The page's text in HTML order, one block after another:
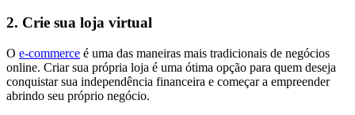
2. Crie sua loja virtual
O e-commerce é uma das maneiras mais tradicionais de negócios
online. Criar sua própria loja é uma ótima opção para quem deseja
conquistar sua independência financeira e começar a empreender
abrindo seu próprio negócio.